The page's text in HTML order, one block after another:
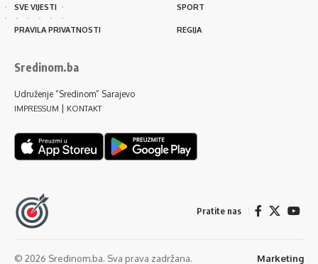
SVE VIJESTI
PRAVILA PRIVATNOSTI
SPORT
REGIJA
Sredinom.ba
Udruženje “Sredinom” Sarajevo
IMPRESSUM KONTAKT
Pratite nas
© 2026 Sredinom.ba. Sva prava zadržana. Marketing